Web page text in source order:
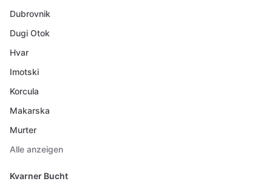
Dubrovnik
Dugi Otok
Hvar
Imotski
Korcula
Makarska
Murter
Alle anzeigen
Kvarner Bucht